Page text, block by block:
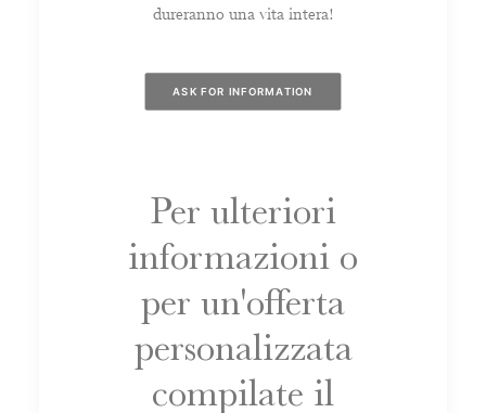
dureranno una vita intera!
ASK FOR INFORMATION
Per ulteriori
informazioni o
per un'offerta
personalizzata
compilate il